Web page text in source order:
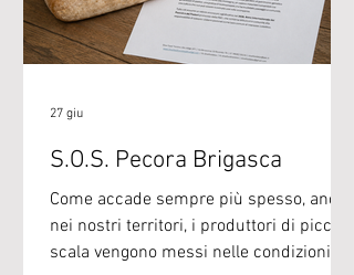
molteplici ambiti di azion
S.O.S. Pecora Brigasca
Come accade sempre più spesso, anche
nei nostri territori, i produttori di piccola
scala vengono messi nelle condizioni di
27 giu